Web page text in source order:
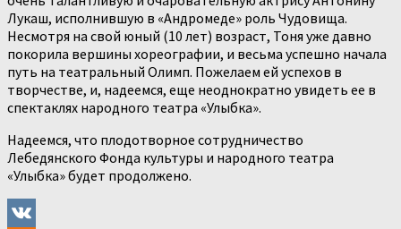
Лукаш, исполнившую в «Андромеде» роль Чудовища.
Несмотря на свой юный (10 лет) возраст, Тоня уже давно
покорила вершины хореографии, и весьма успешно начала
путь на театральный Олимп. Пожелаем ей успехов в
творчестве, и, надеемся, еще неоднократно увидеть ее в
спектаклях народного театра «Улыбка».
Надеемся, что плодотворное сотрудничество
Лебедянского Фонда культуры и народного театра
«Улыбка» будет продолжено.